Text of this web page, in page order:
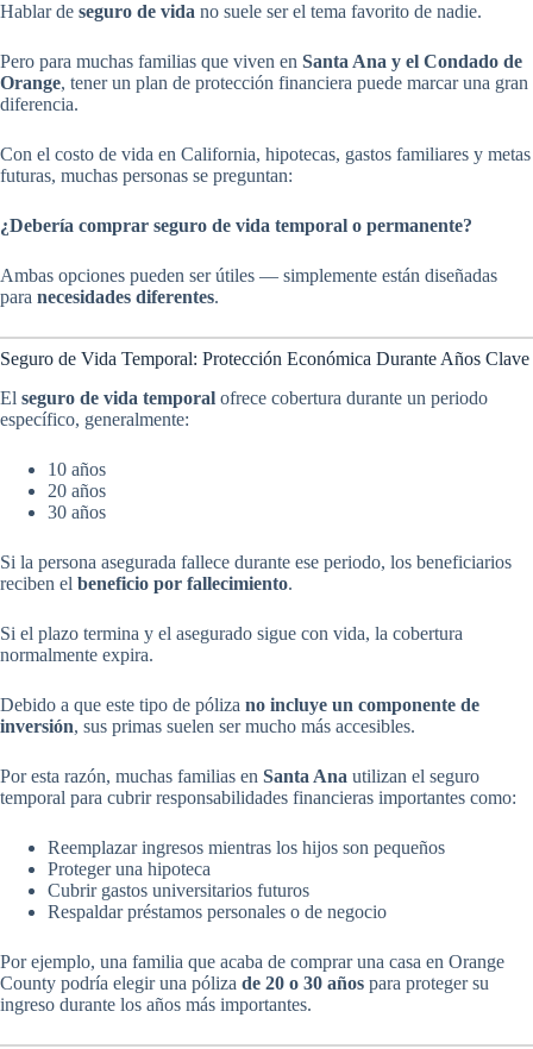
Hablar de seguro de vida no suele ser el tema favorito de nadie.
Pero para muchas familias que viven en Santa Ana y el Condado de
Orange, tener un plan de protección financiera puede marcar una gran
diferencia.
Con el costo de vida en California, hipotecas, gastos familiares y metas
futuras, muchas personas se preguntan:
¿Debería comprar seguro de vida temporal o permanente?
Ambas opciones pueden ser útiles — simplemente están diseñadas
para necesidades diferentes.
Seguro de Vida Temporal: Protección Económica Durante Años Clave
El seguro de vida temporal ofrece cobertura durante un periodo
específico, generalmente:
10 años
20 años
30 años
Si la persona asegurada fallece durante ese periodo, los beneficiarios
reciben el beneficio por fallecimiento.
Si el plazo termina y el asegurado sigue con vida, la cobertura
normalmente expira.
Debido a que este tipo de póliza no incluye un componente de
inversión, sus primas suelen ser mucho más accesibles.
Por esta razón, muchas familias en Santa Ana utilizan el seguro
temporal para cubrir responsabilidades financieras importantes como:
Reemplazar ingresos mientras los hijos son pequeños
Proteger una hipoteca
Cubrir gastos universitarios futuros
Respaldar préstamos personales o de negocio
Por ejemplo, una familia que acaba de comprar una casa en Orange
County podría elegir una póliza de 20 o 30 años para proteger su
ingreso durante los años más importantes.